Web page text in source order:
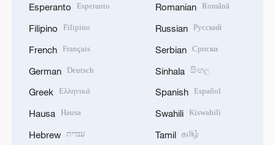
Esperanto Esperanto
Filipino Filipino
French Français
German Deutsch
Greek Ελληνικά
Hausa Hausa
Hebrew עברית
Romanian Română
Russian Русский
Serbian Српски
Sinhala සිංහල
Spanish Español
Swahili Kiswahili
Tamil தமிழ்